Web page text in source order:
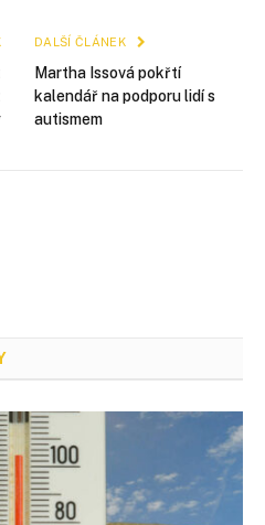
DALŠÍ ČLÁNEK
Martha Issová pokřtí
kalendář na podporu lidí s
autismem